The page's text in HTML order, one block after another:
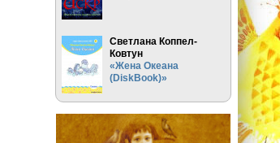
Светлана Коппел-
Ковтун
«Жена Океана
(DiskBook)»